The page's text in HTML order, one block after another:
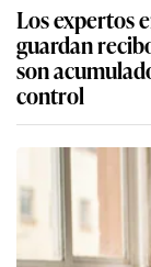
Los expertos
guardan
son
control